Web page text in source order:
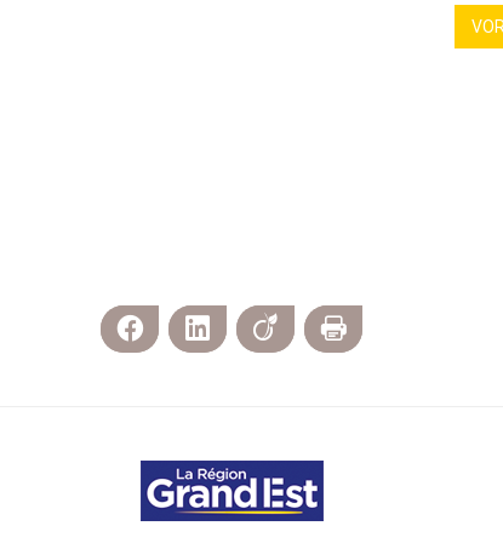
Facebook LinkedIn Viadeo